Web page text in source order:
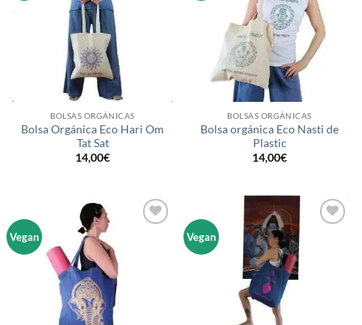
BOLSAS ORGÁNICAS
Bolsa Orgánica Eco Hari Om
Tat Sat
14,00€
lista de
deseos
BOLSAS ORGÁNICAS
Bolsa orgánica Eco Nasti de
Plastic
14,00€
Vegan Vegan